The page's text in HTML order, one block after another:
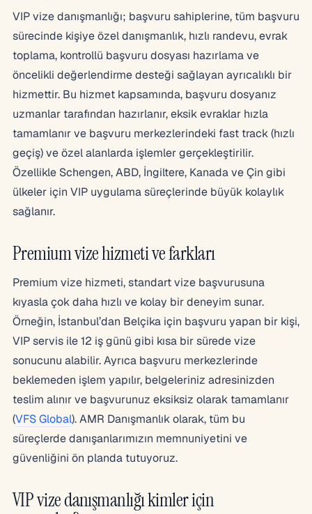
VIP vize danışmanlığı; başvuru sahiplerine, tüm başvuru
sürecinde kişiye özel danışmanlık, hızlı randevu, evrak
toplama, kontrollü başvuru dosyası hazırlama ve
öncelikli değerlendirme desteği sağlayan ayrıcalıklı bir
hizmettir. Bu hizmet kapsamında, başvuru dosyanız
uzmanlar tarafından hazırlanır, eksik evraklar hızla
tamamlanır ve başvuru merkezlerindeki fast track (hızlı
geçiş) ve özel alanlarda işlemler gerçekleştirilir.
Özellikle Schengen, ABD, İngiltere, Kanada ve Çin gibi
ülkeler için VIP uygulama süreçlerinde büyük kolaylık
sağlanır.
Premium vize hizmeti ve farkları
Premium vize hizmeti, standart vize başvurusuna
kıyasla çok daha hızlı ve kolay bir deneyim sunar.
Örneğin, İstanbul’dan Belçika için başvuru yapan bir kişi,
VIP servis ile 12 iş günü gibi kısa bir sürede vize
sonucunu alabilir. Ayrıca başvuru merkezlerinde
beklemeden işlem yapılır, belgeleriniz adresinizden
teslim alınır ve başvurunuz eksiksiz olarak tamamlanır
(VFS Global). AMR Danışmanlık olarak, tüm bu
süreçlerde danışanlarımızın memnuniyetini ve
güvenliğini ön planda tutuyoruz.
VIP vize danışmanlığı kimler için